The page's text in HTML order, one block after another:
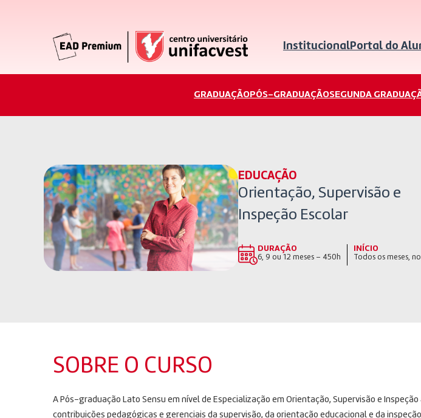
InstitucionalPortal do
GRADUAÇÃOPÓS-GRADUAÇÃOSEGUNDA
EDUCAÇÃO
Orientação, Supervisão e
Inspeção Escolar
DURAÇÃO
6, 9 ou 12 meses – 450h
INÍCIO
Todos os meses,
SOBRE O CURSO
A Pós-graduação Lato Sensu em nível de Especialização em Orientação, Supervisão e
contribuições pedagógicas e gerenciais da supervisão, da orientação educacional e da